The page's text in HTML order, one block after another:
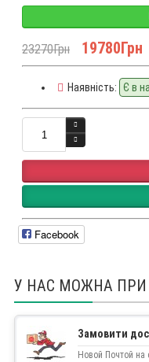
23270Грн 19780Грн
Наявність: Є в
Facebook
У НАС МОЖНА ПРИ
Замовити
Новой Почтой